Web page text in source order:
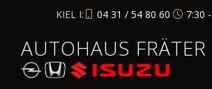
KIEL I: 04 31 / 54 80 60 7:30
AUTOHAUS FRÄTER